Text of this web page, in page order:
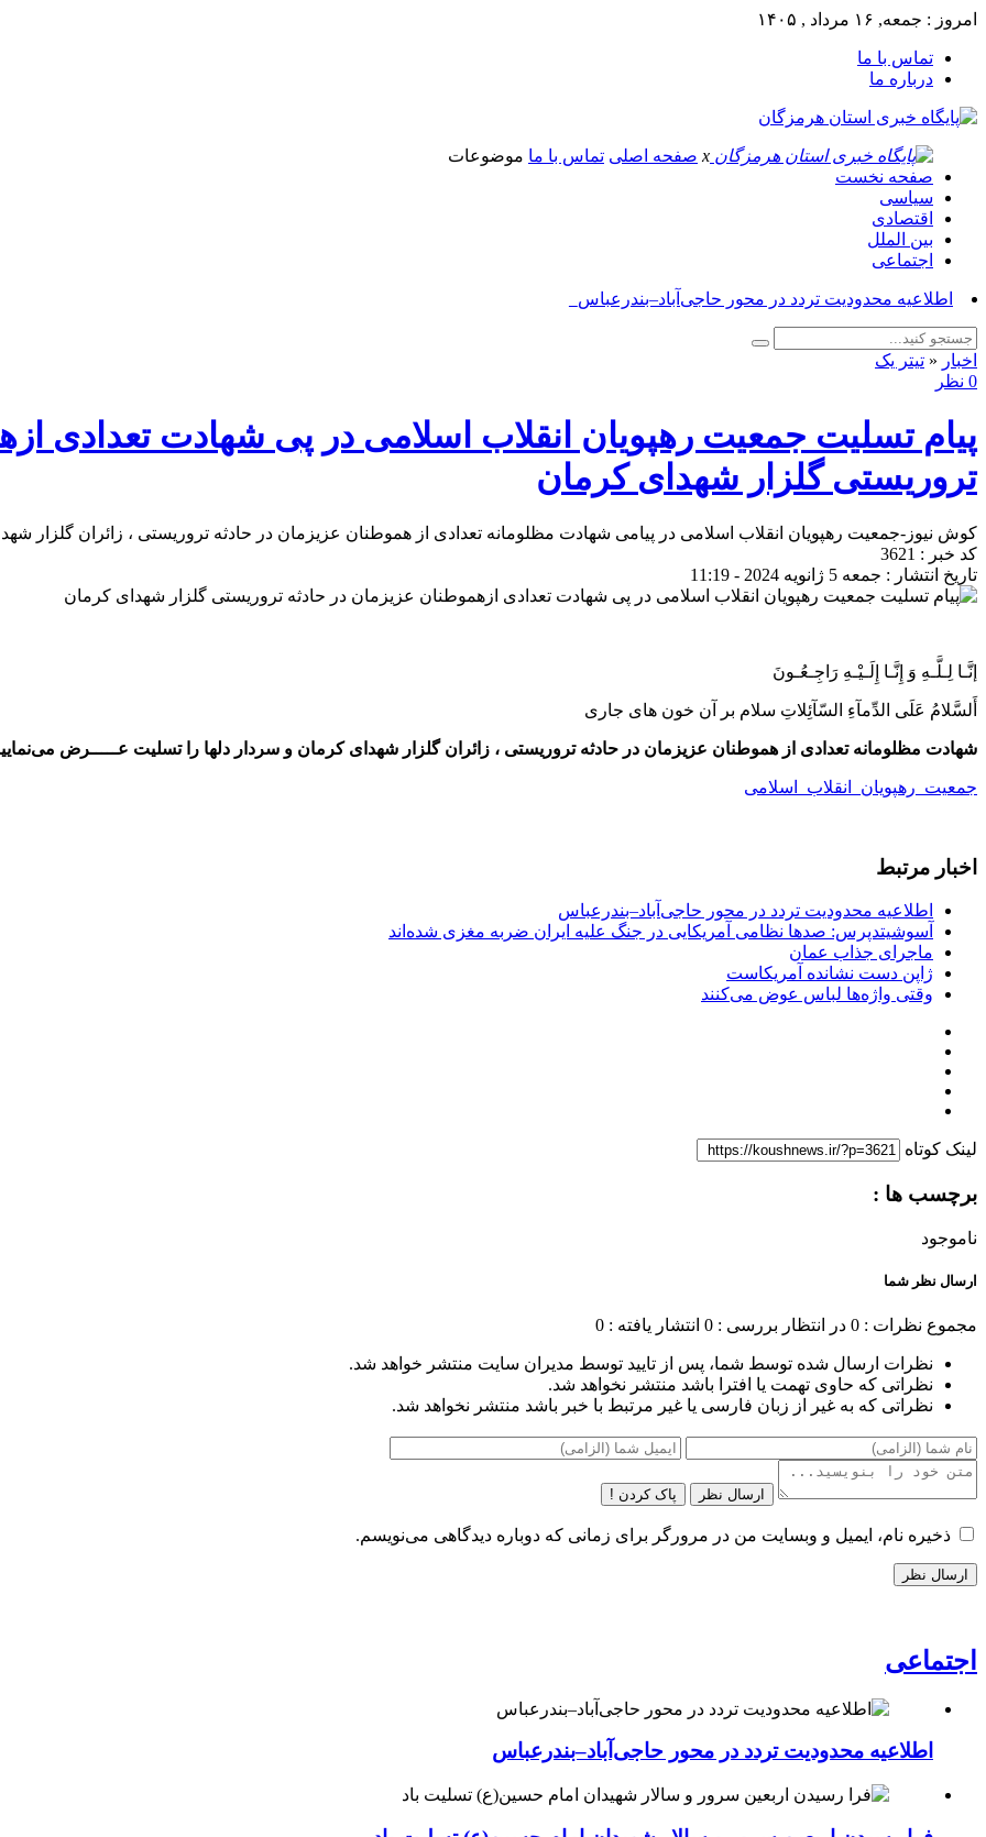
امروز : جمعه, ۱۶ مرداد , ۱۴۰۵
تماس با ما
درباره ما
x صفحه اصلی تماس با ما موضوعات
صفحه نخست
سیاسی
اقتصادی
بین الملل
اجتماعی
آسو_
اخبار « تیتر یک
0 نظر
پیام تسلیت جمعیت رهپویان انقلاب اسلامی در پی شهادت تعدادی
تروریستی گلزار شهدای کرمان
کوش نیوز-جمعیت رهپویان انقلاب اسلامی در پیامی شهادت مظلومانه تعدادی از هموطنان عزیزمان در حادثه تروریستی ، زائران گلزار
کد خبر : 3621
تاریخ انتشار : جمعه 5 ژانویه 2024 - 11:19
إنَّـا لِـلَّـهِ وَ إِنَّـا إِلَـیْـهِ رَاجِـعُـونَ
أَلسَّلامُ عَلَى الدِّمآءِ السّآئِلاتِ سلام بر آن خون هاى جارى
شهادت مظلومانه تعدادی از هموطنان عزیزمان در حادثه تروریستی ، زائران گلزار شهدای کرمان و سردار دلها را تسلیت عـــــرض
جمعیت_رهپویان_انقلاب_اسلامی
اخبار مرتبط
اطلاعیه محدودیت تردد در محور حاجی‌آباد–بندرعباس
آسوشیتدپرس: صدها نظامی آمریکایی در جنگ علیه ایران ضربه مغزی شده‌اند
ماجرای جذاب عمان
ژاپن دست نشانده آمریکاست
وقتی واژه‌ها لباس عوض می‌کنند
لینک کوتاه
برچسب ها :
ناموجود
ارسال نظر شما
مجموع نظرات : 0 در انتظار بررسی : 0 انتشار یافته : 0
نظرات ارسال شده توسط شما، پس از تایید توسط مدیران سایت منتشر خواهد شد.
نظراتی که حاوی تهمت یا افترا باشد منتشر نخواهد شد.
نظراتی که به غیر از زبان فارسی یا غیر مرتبط با خبر باشد منتشر نخواهد شد.
ارسال نظر پاک کردن !
ذخیره نام، ایمیل و وبسایت من در مرورگر برای زمانی که دوباره دیدگاهی می‌نویسم.
اجتماعی
اطلاعیه محدودیت تردد در محور حاجی‌آباد–بندرعباس